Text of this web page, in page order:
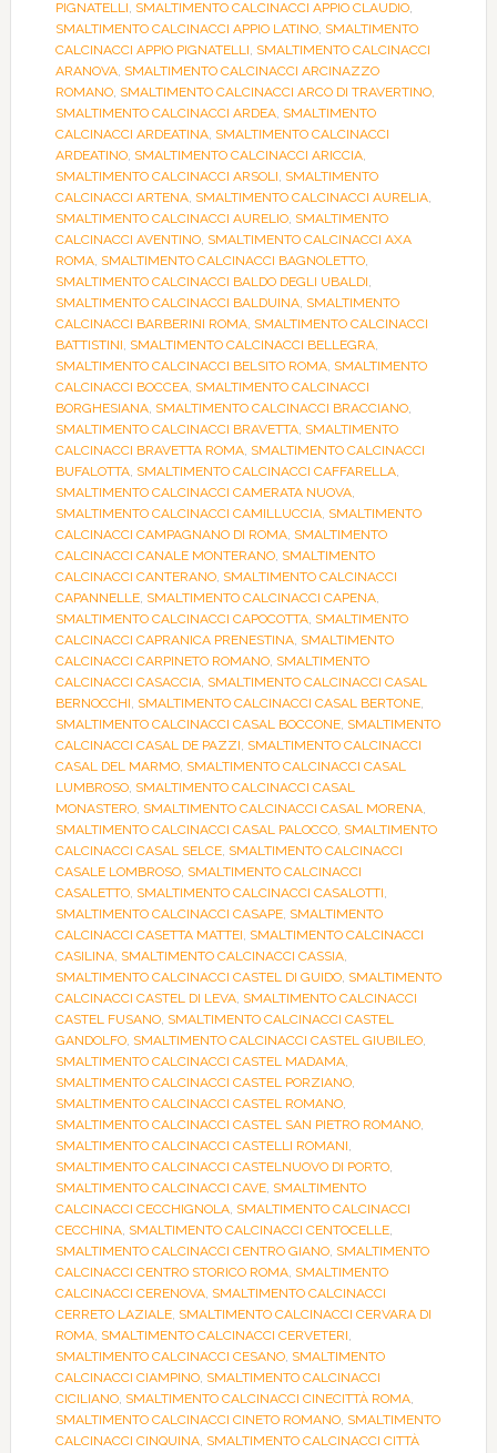
PIGNATELLI, SMALTIMENTO CALCINACCI APPIO CLAUDIO,
SMALTIMENTO CALCINACCI APPIO LATINO, SMALTIMENTO
CALCINACCI APPIO PIGNATELLI, SMALTIMENTO CALCINACCI
ARANOVA, SMALTIMENTO CALCINACCI ARCINAZZO
ROMANO, SMALTIMENTO CALCINACCI ARCO DI TRAVERTINO,
SMALTIMENTO CALCINACCI ARDEA, SMALTIMENTO
CALCINACCI ARDEATINA, SMALTIMENTO CALCINACCI
ARDEATINO, SMALTIMENTO CALCINACCI ARICCIA,
SMALTIMENTO CALCINACCI ARSOLI, SMALTIMENTO
CALCINACCI ARTENA, SMALTIMENTO CALCINACCI AURELIA,
SMALTIMENTO CALCINACCI AURELIO, SMALTIMENTO
CALCINACCI AVENTINO, SMALTIMENTO CALCINACCI AXA
ROMA, SMALTIMENTO CALCINACCI BAGNOLETTO,
SMALTIMENTO CALCINACCI BALDO DEGLI UBALDI,
SMALTIMENTO CALCINACCI BALDUINA, SMALTIMENTO
CALCINACCI BARBERINI ROMA, SMALTIMENTO CALCINACCI
BATTISTINI, SMALTIMENTO CALCINACCI BELLEGRA,
SMALTIMENTO CALCINACCI BELSITO ROMA, SMALTIMENTO
CALCINACCI BOCCEA, SMALTIMENTO CALCINACCI
BORGHESIANA, SMALTIMENTO CALCINACCI BRACCIANO,
SMALTIMENTO CALCINACCI BRAVETTA, SMALTIMENTO
CALCINACCI BRAVETTA ROMA, SMALTIMENTO CALCINACCI
BUFALOTTA, SMALTIMENTO CALCINACCI CAFFARELLA,
SMALTIMENTO CALCINACCI CAMERATA NUOVA,
SMALTIMENTO CALCINACCI CAMILLUCCIA, SMALTIMENTO
CALCINACCI CAMPAGNANO DI ROMA, SMALTIMENTO
CALCINACCI CANALE MONTERANO, SMALTIMENTO
CALCINACCI CANTERANO, SMALTIMENTO CALCINACCI
CAPANNELLE, SMALTIMENTO CALCINACCI CAPENA,
SMALTIMENTO CALCINACCI CAPOCOTTA, SMALTIMENTO
CALCINACCI CAPRANICA PRENESTINA, SMALTIMENTO
CALCINACCI CARPINETO ROMANO, SMALTIMENTO
CALCINACCI CASACCIA, SMALTIMENTO CALCINACCI CASAL
BERNOCCHI, SMALTIMENTO CALCINACCI CASAL BERTONE,
SMALTIMENTO CALCINACCI CASAL BOCCONE, SMALTIMENTO
CALCINACCI CASAL DE PAZZI, SMALTIMENTO CALCINACCI
CASAL DEL MARMO, SMALTIMENTO CALCINACCI CASAL
LUMBROSO, SMALTIMENTO CALCINACCI CASAL
MONASTERO, SMALTIMENTO CALCINACCI CASAL MORENA,
SMALTIMENTO CALCINACCI CASAL PALOCCO, SMALTIMENTO
CALCINACCI CASAL SELCE, SMALTIMENTO CALCINACCI
CASALE LOMBROSO, SMALTIMENTO CALCINACCI
CASALETTO, SMALTIMENTO CALCINACCI CASALOTTI,
SMALTIMENTO CALCINACCI CASAPE, SMALTIMENTO
CALCINACCI CASETTA MATTEI, SMALTIMENTO CALCINACCI
CASILINA, SMALTIMENTO CALCINACCI CASSIA,
SMALTIMENTO CALCINACCI CASTEL DI GUIDO, SMALTIMENTO
CALCINACCI CASTEL DI LEVA, SMALTIMENTO CALCINACCI
CASTEL FUSANO, SMALTIMENTO CALCINACCI CASTEL
GANDOLFO, SMALTIMENTO CALCINACCI CASTEL GIUBILEO,
SMALTIMENTO CALCINACCI CASTEL MADAMA,
SMALTIMENTO CALCINACCI CASTEL PORZIANO,
SMALTIMENTO CALCINACCI CASTEL ROMANO,
SMALTIMENTO CALCINACCI CASTEL SAN PIETRO ROMANO,
SMALTIMENTO CALCINACCI CASTELLI ROMANI,
SMALTIMENTO CALCINACCI CASTELNUOVO DI PORTO,
SMALTIMENTO CALCINACCI CAVE, SMALTIMENTO
CALCINACCI CECCHIGNOLA, SMALTIMENTO CALCINACCI
CECCHINA, SMALTIMENTO CALCINACCI CENTOCELLE,
SMALTIMENTO CALCINACCI CENTRO GIANO, SMALTIMENTO
CALCINACCI CENTRO STORICO ROMA, SMALTIMENTO
CALCINACCI CERENOVA, SMALTIMENTO CALCINACCI
CERRETO LAZIALE, SMALTIMENTO CALCINACCI CERVARA DI
ROMA, SMALTIMENTO CALCINACCI CERVETERI,
SMALTIMENTO CALCINACCI CESANO, SMALTIMENTO
CALCINACCI CIAMPINO, SMALTIMENTO CALCINACCI
CICILIANO, SMALTIMENTO CALCINACCI CINECITTÀ ROMA,
SMALTIMENTO CALCINACCI CINETO ROMANO, SMALTIMENTO
CALCINACCI CINQUINA, SMALTIMENTO CALCINACCI CITTÀ